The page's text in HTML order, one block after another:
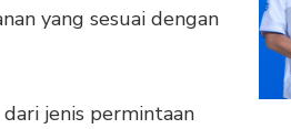
yang sesuai dengan
jenis permintaan